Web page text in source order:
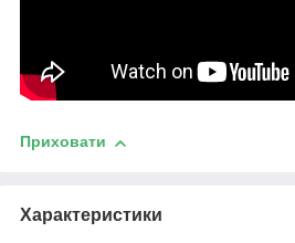
Приховати
Характеристики